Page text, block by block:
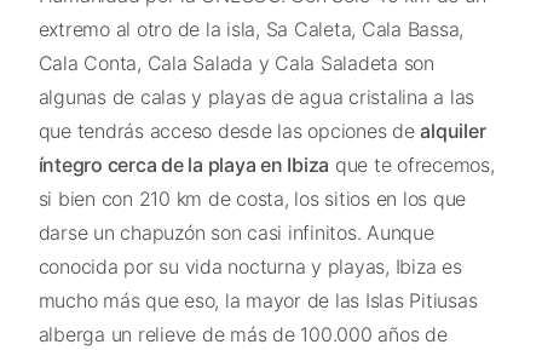
extremo al otro de la isla, Sa Caleta, Cala Bassa,
Cala Conta, Cala Salada y Cala Saladeta son
algunas de calas y playas de agua cristalina a las
que tendrás acceso desde las opciones dealquiler
íntegro cerca de la playa en Ibiza que te ofrecemos,
si bien con 210 km de costa, los sitios en los que
darse un chapuzón son casi infinitos. Aunque
conocida por su vida nocturna y playas, Ibiza es
mucho más que eso, la mayor de las Islas Pitiusas
alberga un relieve de más de 100.000 años de